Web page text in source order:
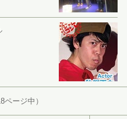
ページ中）